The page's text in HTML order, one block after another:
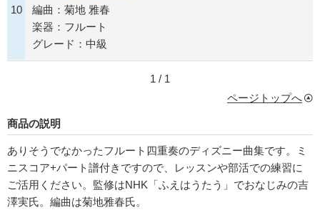
10
編曲：菊地 雅春
楽器：フルート
グレード：中級
1 / 1
ページトップへ
商品の説明
ありそうでなかったフルート四重奏のディズニー曲集です。ミ
ニスコア+パート譜付きですので、レッスンや部活での練習に
ご活用ください。監修はNHK「ふえはうたう」でおなじみの吉
澤実氏。編曲は菊地雅春氏。